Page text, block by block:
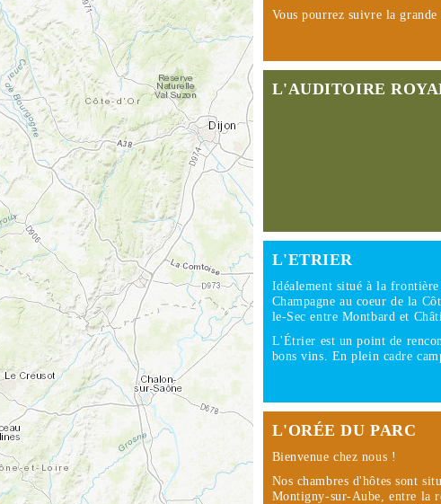
Vous pourrez suivre la
L'AUDITOIRE
L'ETRIER
Idéalement situé à la
Champagne au coeur de la
le-Sec entre Montbard et
L'Étrier est un point de
bons vins. En plein cadre
L'ORÉE DU PARC
Bienvenue chez nous !
Nos chambres d'hôtes sont
Montigny-sur-Aube, entre la